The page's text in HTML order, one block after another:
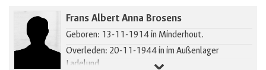
Frans Albert Anna Brosens
Geboren: 13-11-1914 in Minderhout.
Overleden: 20-11-1944 in im Außenlager
Ladelund.